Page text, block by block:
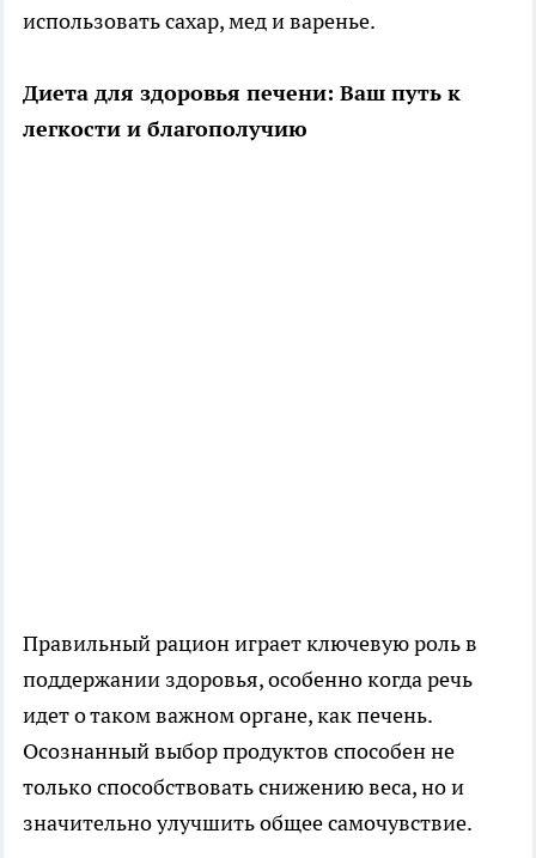
использовать сахар, мед и варенье.
Диета для здоровья печени: Ваш путь к
легкости и благополучию
Правильный рацион играет ключевую роль в
поддержании здоровья, особенно когда речь
идет о таком важном органе, как печень.
Осознанный выбор продуктов способен не
только способствовать снижению веса, но и
значительно улучшить общее самочувствие.